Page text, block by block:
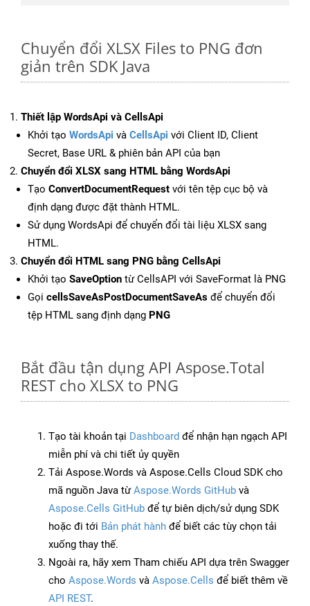
Chuyển đổi XLSX Files to PNG đơn
giản trên SDK Java
Thiết lập WordsApi và CellsApi
Khởi tạo WordsApi và CellsApi với Client ID, Client
Secret, Base URL & phiên bản API của bạn
Chuyển đổi XLSX sang HTML bằng WordsApi
Tạo ConvertDocumentRequest với tên tệp cục bộ và
định dạng được đặt thành HTML.
Sử dụng WordsApi để chuyển đổi tài liệu XLSX sang
HTML.
Chuyển đổi HTML sang PNG bằng CellsApi
Khởi tạo SaveOption từ CellsAPI với SaveFormat là PNG
Gọi cellsSaveAsPostDocumentSaveAs để chuyển đổi
tệp HTML sang định dạng PNG
Bắt đầu tận dụng API Aspose.Total
REST cho XLSX to PNG
Tạo tài khoản tại Dashboard để nhận hạn ngạch API
miễn phí và chi tiết ủy quyền
Tải Aspose.Words và Aspose.Cells Cloud SDK cho
mã nguồn Java từAspose.Words GitHub và
Aspose.Cells GitHub để tự biên dịch/sử dụng SDK
hoặc đi tới Bản phát hành để biết các tùy chọn tải
xuống thay thế.
Ngoài ra, hãy xem Tham chiếu API dựa trên Swagger
cho Aspose.Words và Aspose.Cells để biết thêm về
API REST.